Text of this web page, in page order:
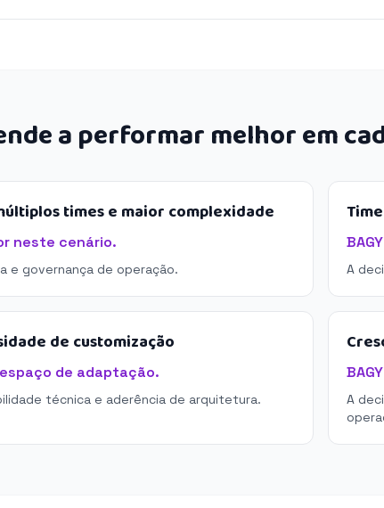
a performar melhor em
times e maior complexidade
neste cenário.
e governança de operação. A
de customização
de adaptação.
técnica e aderência de arquitetura.
A